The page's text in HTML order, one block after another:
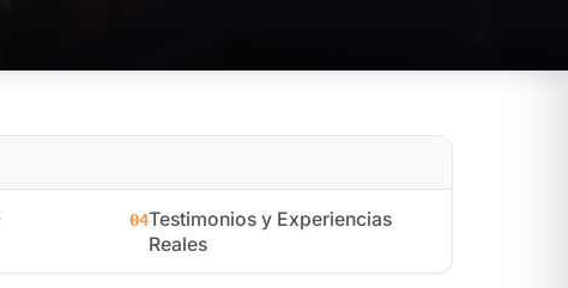
04Testimonios y Experiencias
Reales